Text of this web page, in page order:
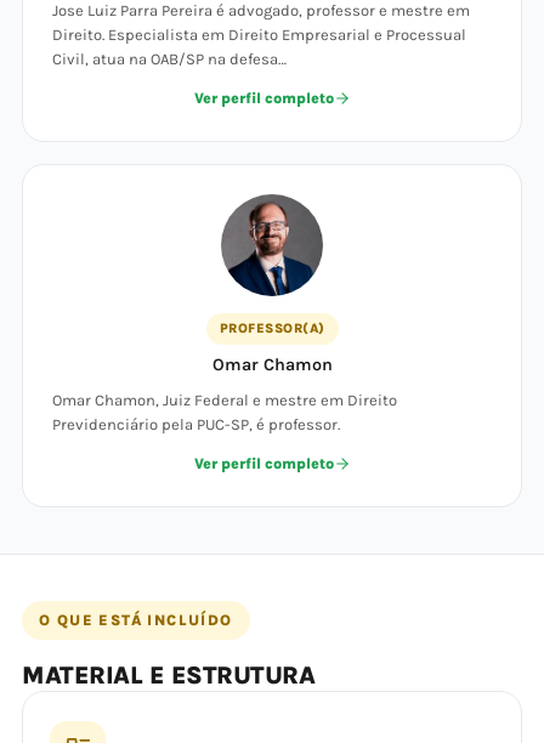
Jose Luiz Parra Pereira é advogado, professor e mestre em
Direito. Especialista em Direito Empresarial e Processual
Civil, atua na OAB/SP na defesa…
Ver perfil completo
PROFESSOR(A)
Omar Chamon
Omar Chamon, Juiz Federal e mestre em Direito
Previdenciário pela PUC-SP, é professor.
Ver perfil completo
O QUE ESTÁ INCLUÍDO
MATERIAL E ESTRUTURA